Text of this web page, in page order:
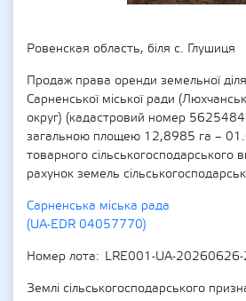
Ровенская область, біля с. Глушиця
Продаж права оренди земельної
Сарненської міської ради
округ) (кадастровий номер
загальною площею 12,8985 га –
товарного сільськогосподарського
рахунок земель
Сарненська міська рада
(UA-EDR 04057770)
Номер лота
LRE001-UA-
Землі сільськогосподарського